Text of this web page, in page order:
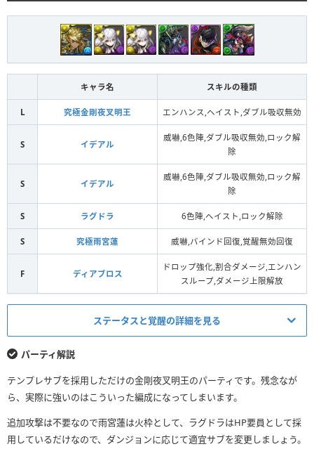
キャラ名 スキルの種類
L 究極金剛夜叉明王 エンハンス,ヘイスト,ダブル吸収無効
S イデアル
威嚇,6色陣,ダブル吸収無効,ロック解
除
S イデアル
威嚇,6色陣,ダブル吸収無効,ロック解
除
S ラグドラ 6色陣,ヘイスト,ロック解除
S 究極雨宮蓮 威嚇,バインド回復,覚醒無効回復
F ディアブロス
ドロップ強化,割合ダメージ,エンハン
スループ,ダメージ上限解放
ステータスと覚醒の詳細を見る
適用前
（31643）
リーダースキル
適用後
25703
（31643）
4180
（5962）
パーティ解説
テンプレサブを採用しただけの金剛夜叉明王のパーティです。残念なが
ら、実際に強いのはこういった編成になってしまいます。
追加攻撃は不要なので雨宮蓮は火枠として、ラグドラはHP要員として採
用しているだけなので、ダンジョンに応じて適宜サブを変更しましょう。